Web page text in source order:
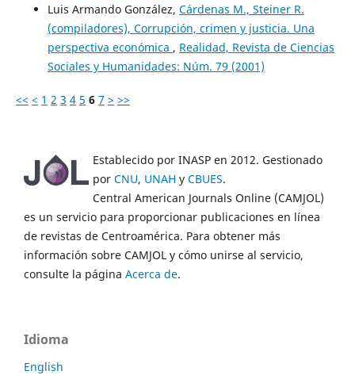
Luis Armando González, Cárdenas M., Steiner R.
(compiladores), Corrupción, crimen y justicia. Una
perspectiva económica , Realidad, Revista de Ciencias
Sociales y Humanidades: Núm. 79 (2001)
<< < 1 2 3 4 5 6 7 > >>
Establecido por INASP en 2012. Gestionado
por CNU, UNAH y CBUES.
Central American Journals Online (CAMJOL)
es un servicio para proporcionar publicaciones en línea
de revistas de Centroamérica. Para obtener más
información sobre CAMJOL y cómo unirse al servicio,
consulte la página Acerca de.
Idioma
English